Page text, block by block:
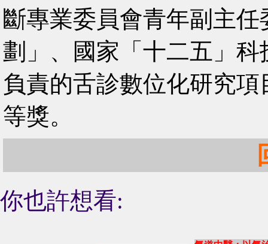
斷專業委員會青年副主
劃」、國家「十二五」
負責的舌診數位化研究
等獎。
你也許想看: